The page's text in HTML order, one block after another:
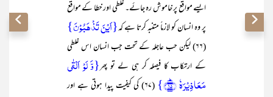
ایسے مواقع پر خاموش رہ جائے۔ غلطی اور خطا کے مواقع
پر وہ انسان کو لازماً متنبہ کرتا ہے کہ{اَیْنَ تَذْھَبُوْنَ}
(۶۶) لیکن حب عاجلہ کے تحت جب انسان اس غلطی
کے ارتکاب کا فیصلہ کر ہی لے تو پھر{وَّ لَوۡ اَلۡقٰی
مَعَاذِیۡرَہٗ ﴿ؕ۱۵﴾}
(۶۷) کی کیفیت پیدا ہوتی ہے اور